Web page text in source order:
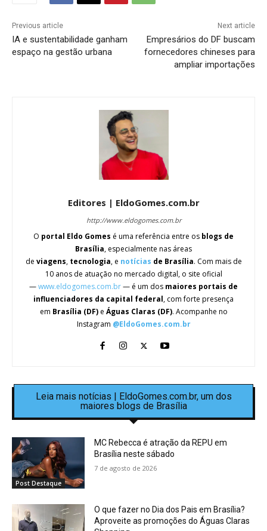
Previous article
IA e sustentabilidade ganham
espaço na gestão urbana
Next article
Empresários do DF buscam
fornecedores chineses para
ampliar importações
Editores | EldoGomes.com.br
http://www.eldogomes.com.br
O portal Eldo Gomes é uma referência entre os blogs de
Brasília, especialmente nas áreas
de viagens, tecnologia, e notícias de Brasília. Com mais de
10 anos de atuação no mercado digital, o site oficial
—www.eldogomes.com.br— é um dos maiores portais de
influenciadores da capital federal, com forte presença
em Brasília (DF)e Águas Claras (DF). Acompanhe no
Instagram @EldoGomes.com.br
Leia mais notícias | EldoGomes.com.br, um dos
maiores blogs de Brasília
Post Destaque
MC Rebecca é atração da REPU em
Brasília neste sábado
7 de agosto de 2026
O que fazer no Dia dos Pais em Brasília?
Aproveite as promoções do Águas Claras